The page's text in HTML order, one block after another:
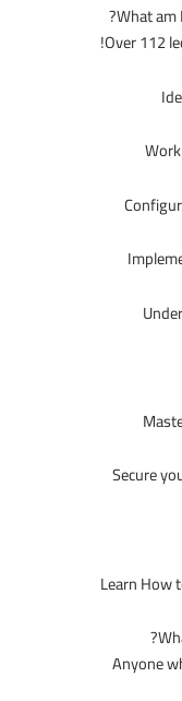
What am
Over 112
Secure
Learn How
Anyone